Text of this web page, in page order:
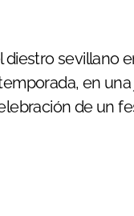
diestro sevillano
en
de un